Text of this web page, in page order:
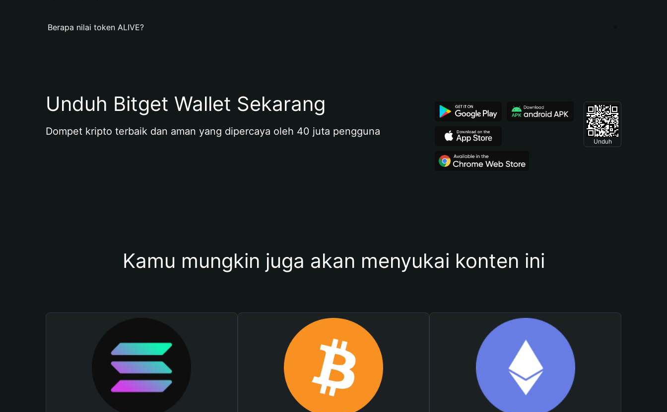
Berapa nilai token ALIVE?
Unduh Bitget Wallet Sekarang
Dompet kripto terbaik dan aman yang dipercaya oleh 40 juta pengguna
Unduh
Kamu mungkin juga akan menyukai konten ini